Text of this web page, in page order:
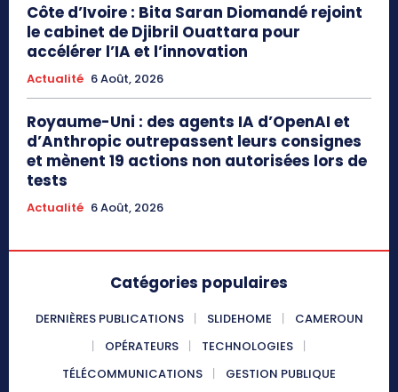
Côte d’Ivoire : Bita Saran Diomandé rejoint
le cabinet de Djibril Ouattara pour
accélérer l’IA et l’innovation
Actualité 6 Août, 2026
Royaume-Uni : des agents IA d’OpenAI et
d’Anthropic outrepassent leurs consignes
et mènent 19 actions non autorisées lors de
tests
Actualité 6 Août, 2026
Catégories populaires
DERNIÈRES PUBLICATIONS SLIDEHOME
CAMEROUN
OPÉRATEURS
TECHNOLOGIES
TÉLÉCOMMUNICATIONS
GESTION PUBLIQUE